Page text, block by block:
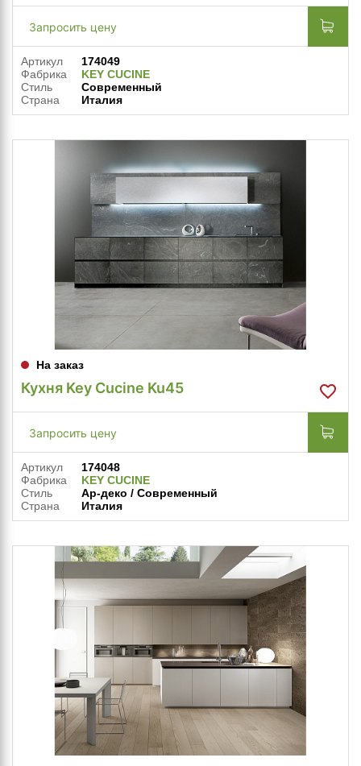
Запросить цену
Артикул
174049
Фабрика
KEY CUCINE
Стиль
Современный
Страна
Италия
На заказ
Кухня Key Cucine Ku45
Запросить цену
Артикул
174048
Фабрика
KEY CUCINE
Стиль
Ар-деко / Современный
Страна
Италия